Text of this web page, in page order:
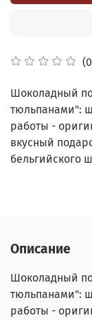
Шоколадный
тюльпанами":
работы -
вкусный
бельгийского
Описание
Шоколадный
тюльпанами":
работы -